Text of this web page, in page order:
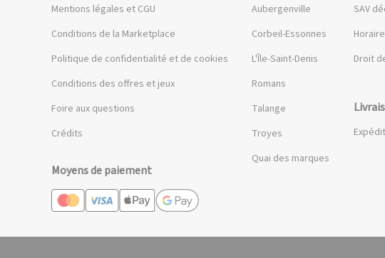
Mentions légales et CGU
Conditions de la Marketplace
Politique de confidentialité et de cookies
Conditions des offres et jeux
Foire aux questions
Crédits
Moyens de paiement
Aubergenville
Corbeil-Essonnes
L'Île-Saint-Denis
Romans
Talange
Troyes
Quai des marques
SAV
Droit